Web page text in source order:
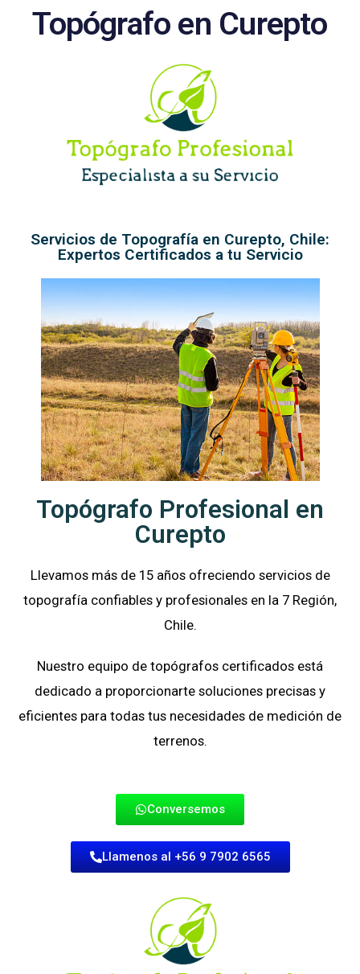
Topógrafo en Curepto
Servicios de Topografía en Curepto, Chile:
Expertos Certificados a tu Servicio
Topógrafo Profesional en
Curepto
Llevamos más de 15 años ofreciendo servicios de
topografía confiables y profesionales en la 7 Región,
Chile.
Nuestro equipo de topógrafos certificados está
dedicado a proporcionarte soluciones precisas y
eficientes para todas tus necesidades de medición de
terrenos.
Conversemos
Llamenos al +56 9 7902 6565